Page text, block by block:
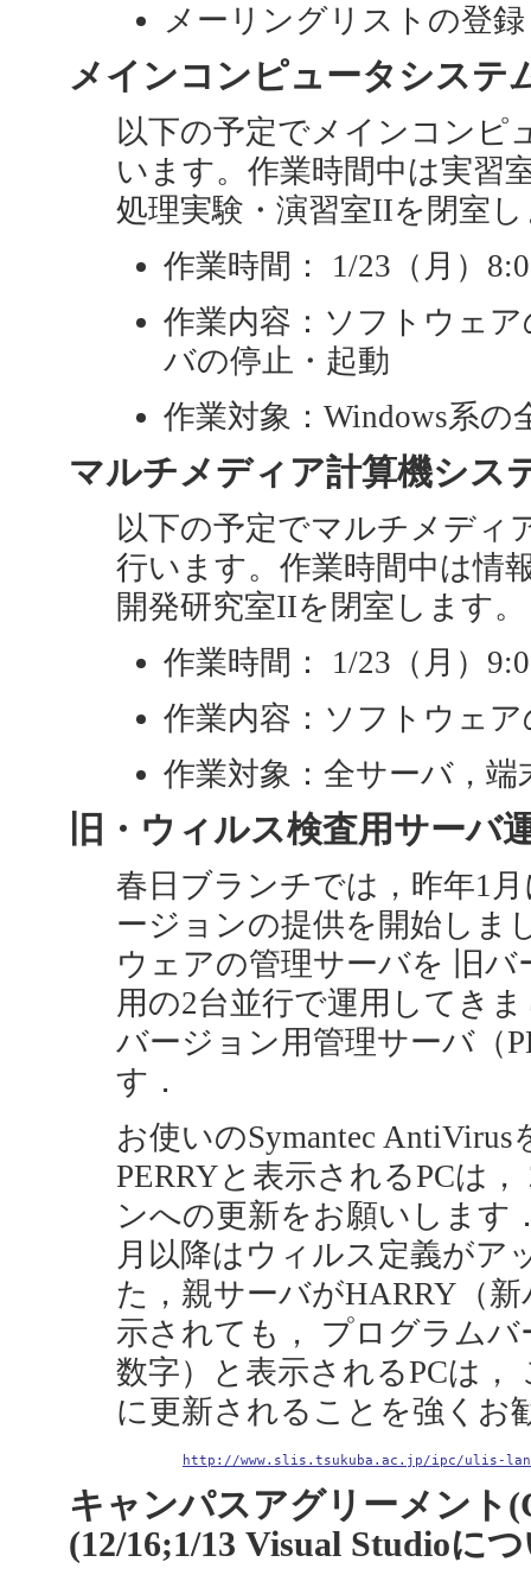
メーリングリストの登録
メインコンピュータシステ
以下の予定でメインコンピ
います。作業時間中は実習
処理実験・演習室IIを閉室
作業時間： 1/23（月）
作業内容：ソフトウェ
バの停止・起動
作業対象：Windows系
マルチメディア計算機シス
以下の予定でマルチメディ
行います。作業時間中は情
開発研究室IIを閉室します。
作業時間： 1/23（月）
作業内容：ソフトウェア
作業対象：全サーバ，端
旧・ウィルス検査用サーバ
春日ブランチでは，昨年1月
ージョンの提供を開始しま
ウェアの管理サーバを 旧
用の2台並行で運用してき
バージョン用管理サーバ（
す．
お使いのSymantec
PERRYと表示されるPCは
ンへの更新をお願いします
月以降はウィルス定義がア
た，親サーバがHARRY（
示されても， プログラム
数字）と表示されるPCは
に更新されることを強くお
http://www.slis.tsukuba.ac.jp/ipc/ulis-
キャンパスアグリーメント
(12/16;1/13 Visual Studioに